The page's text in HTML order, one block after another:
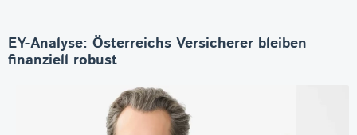
EY-Analyse: Österreichs Versicherer bleiben
finanziell robust